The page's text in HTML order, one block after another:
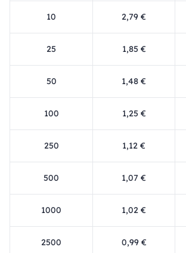
10 2,79 €
25 1,85 €
50 1,48 €
100 1,25 €
250 1,12 €
500 1,07 €
1000 1,02 €
2500 0,99 €